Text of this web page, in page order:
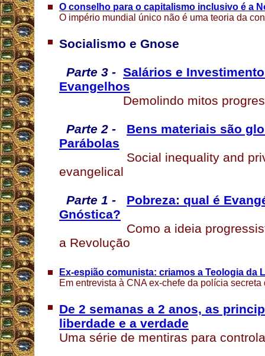
O conselho para o capitalismo inclusivo é a
O império mundial único não é uma teoria da
Socialismo e Gnose
Parte 3 - Salários e
Evangelhos
Demolindo mitos
Parte 2 -
Bens materiais são
Parábolas
Social inequality and
evangelical
Parte 1 -
Pobreza: qual é
Gnóstica?
Como a ideia
a Revolução
Ex-espião comunista: criamos a Teologia da
Em entrevista à CNA ex-chefe da polícia
De 2 semanas a 2 anos, as
liberdade e a verdade
Uma série de mentiras para